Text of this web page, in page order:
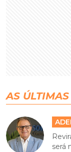
AS
será